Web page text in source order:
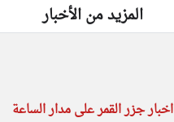
المزيد من الأخبار
اخبار جزر القمر على مدار الساعة